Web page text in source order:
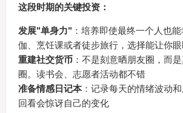
这段时期的关键投资：
发展"单身力" ：培养即使最终一个人也
伽、烹饪课或者徒步旅行，选择能让你
重建社交货币：不是刻意晒朋友圈，而
圈。读书会、志愿者活动都不错
准备情感日记本：记录每天的情绪波动
回看会惊讶自己的变化